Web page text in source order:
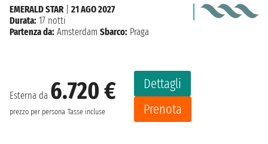
Esterna da 6.720 €
prezzo per persona Tasse incluse
Dettagli
Prenota
EMERALD STAR| 21 AGO 2027
Durata: 17 notti
Partenza da: Amsterdam Sbarco: Praga